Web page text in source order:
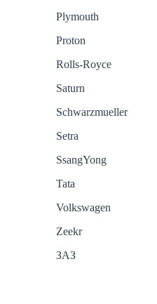
Plymouth
Proton
Rolls-Royce
Saturn
Schwarzmueller
Setra
SsangYong
Tata
Volkswagen
Zeekr
ЗАЗ